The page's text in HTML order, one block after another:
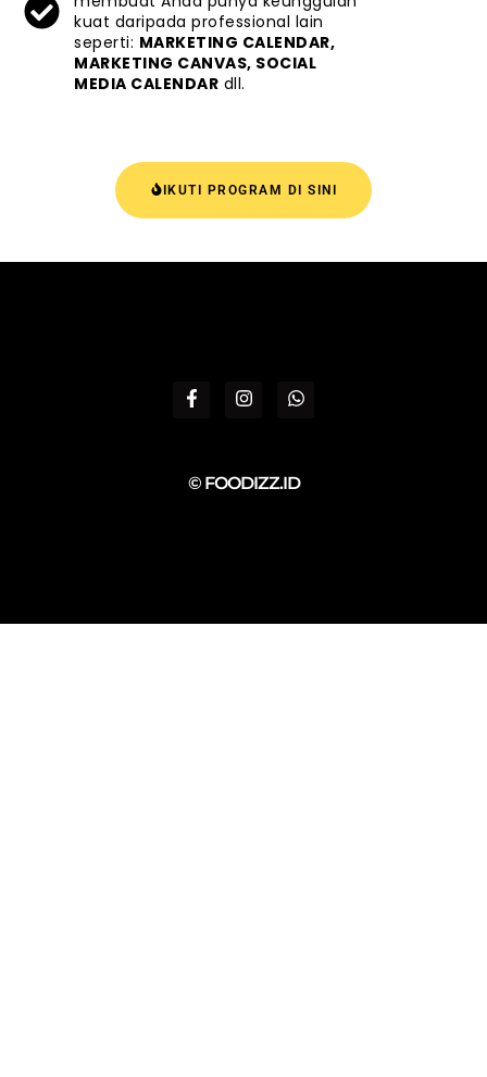
kuat daripada professional lain
seperti: MARKETING CALENDAR,
MARKETING CANVAS, SOCIAL
MEDIA CALENDAR dll.
IKUTI PROGRAM DI SINI
© FOODIZZ.ID